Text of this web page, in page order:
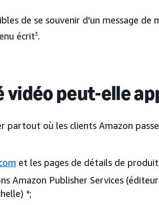
de se souvenir d'un message de
écrit3.
vidéo peut-elle
partout où les clients Amazon
et les pages de détails de
Amazon Publisher Services
*;